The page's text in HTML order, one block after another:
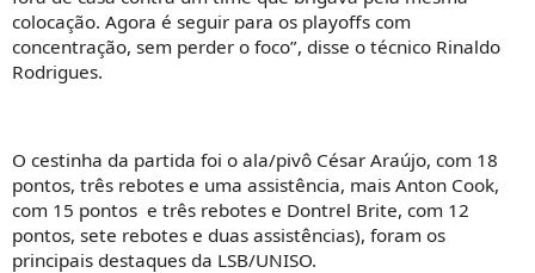
colocação. Agora é seguir para os playoffs com
concentração, sem perder o foco”, disse o técnico Rinaldo
Rodrigues.
O cestinha da partida foi o ala/pivô César Araújo, com 18
pontos, três rebotes e uma assistência, mais Anton Cook,
com 15 pontos e três rebotes e Dontrel Brite, com 12
pontos, sete rebotes e duas assistências), foram os
principais destaques da LSB/UNISO.